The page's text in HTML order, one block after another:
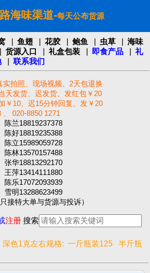
海味渠道-每天公布货源
鱼翅 花胶 鲍鱼 虫草
海味
货源入口 礼盒包装 即食产品
礼
| 联系我们
拍照、现场视频、2天包退换
天发货、迟发货、发红包￥20
￥10、迟15分钟回复、发￥20
020-8850 1271‬
兰18819237378
好18819235388
立15989059728
林13570157488
华18813292170
萍13414111880
乐17072093939
明13288623499
接特大单与货源与投诉）
注册 搜索
深色1克左右规格: 一斤瓶装125 半斤瓶